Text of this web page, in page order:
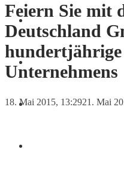
Finanzen
Feiern Sie mit
Deutschland
hundertjährige
Unternehmens
18. Mai 2015, 13:2921. Mai